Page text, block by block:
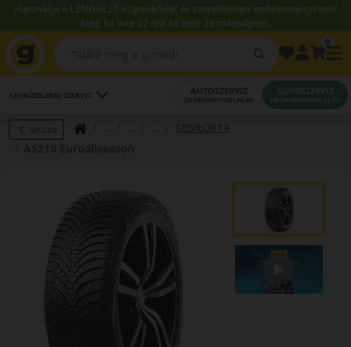
Használja a LENDÜLET kuponkódot és szereltessen kedvezményesen!
Még 54 nap 02 óra 43 perc 28 másodperc.
LEGKÖZELEBBI SZERVIZ AUTÓSZERVIZ
IDŐPONTFOGLALÁS
GUMISZERVIZ
IDŐPONTFOGLALÁS
Vissza
185/60R14